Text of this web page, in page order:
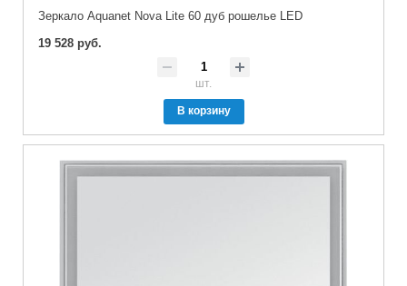
Зеркало Aquanet Nova Lite 60 дуб рошелье LED
19 528 руб.
шт.
В корзину